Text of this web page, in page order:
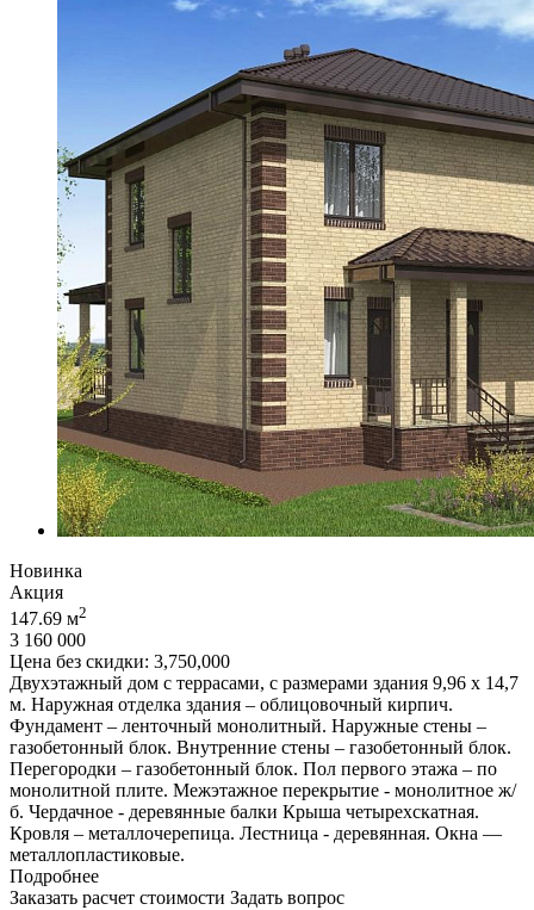
Новинка
Акция
147.69 м2
3 160 000
Цена без скидки: 3,750,000
Двухэтажный дом с террасами, с размерами здания 9,96 х 14,7
м. Наружная отделка здания – облицовочный кирпич.
Фундамент – ленточный монолитный. Наружные стены –
газобетонный блок. Внутренние стены – газобетонный блок.
Перегородки – газобетонный блок. Пол первого этажа – по
монолитной плите. Межэтажное перекрытие - монолитное ж/
б. Чердачное - деревянные балки Крыша четырехскатная.
Кровля – металлочерепица. Лестница - деревянная. Окна —
металлопластиковые.
Подробнее
Заказать расчет стоимости Задать вопрос